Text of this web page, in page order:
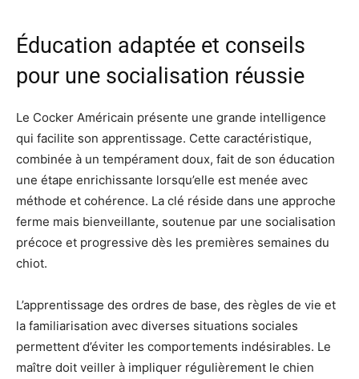
Éducation adaptée et conseils
pour une socialisation réussie
Le Cocker Américain présente une grande intelligence
qui facilite son apprentissage. Cette caractéristique,
combinée à un tempérament doux, fait de son éducation
une étape enrichissante lorsqu’elle est menée avec
méthode et cohérence. La clé réside dans une approche
ferme mais bienveillante, soutenue par une socialisation
précoce et progressive dès les premières semaines du
chiot.
L’apprentissage des ordres de base, des règles de vie et
la familiarisation avec diverses situations sociales
permettent d’éviter les comportements indésirables. Le
maître doit veiller à impliquer régulièrement le chien